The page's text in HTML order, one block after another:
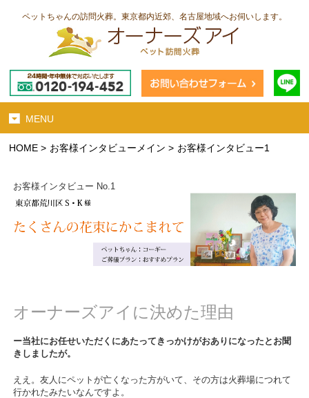
ペットちゃんの訪問火葬。東京都内近郊、名古屋地域へお伺いします。
MENU
HOME > お客様インタビューメイン > お客様インタビュー1
お客様インタビュー No.1
オーナーズアイに決めた理由
ー当社にお任せいただくにあたってきっかけがおありになったとお聞
きしましたが。
ええ。友人にペットが亡くなった方がいて、その方は火葬場につれて
行かれたみたいなんですよ。